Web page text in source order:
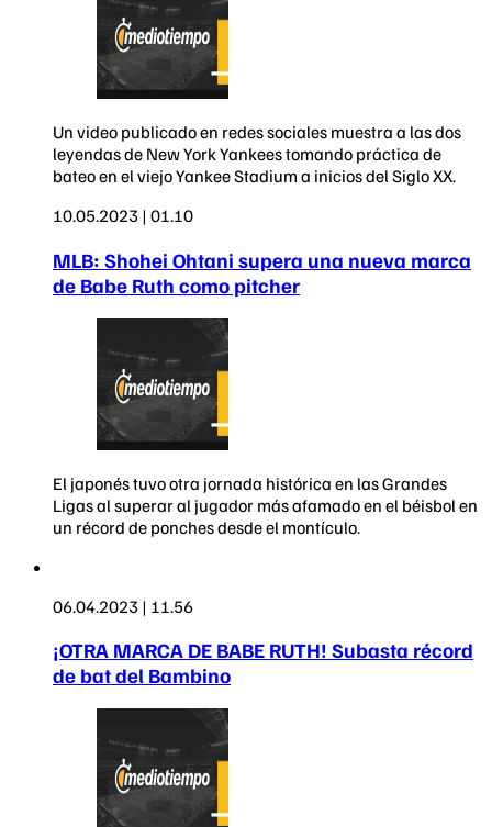
Un video publicado en redes sociales muestra a las dos
leyendas de New York Yankees tomando práctica de
bateo en el viejo Yankee Stadium a inicios del Siglo XX.
10.05.2023 | 01.10
MLB: Shohei Ohtani supera una nueva marca
de Babe Ruth como pitcher
El japonés tuvo otra jornada histórica en las Grandes
Ligas al superar al jugador más afamado en el béisbol en
un récord de ponches desde el montículo.
06.04.2023 | 11.56
¡OTRA MARCA DE BABE RUTH! Subasta récord
de bat del Bambino